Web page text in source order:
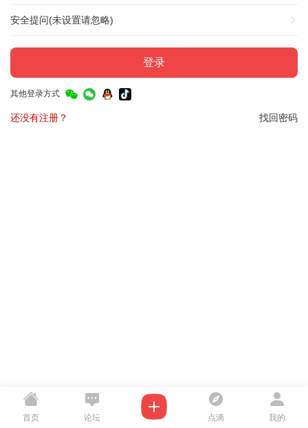
安全提问(未设置请忽略)
登录
其他登录方式
找回密码
还没有注册？
首页 论坛 点滴 我的